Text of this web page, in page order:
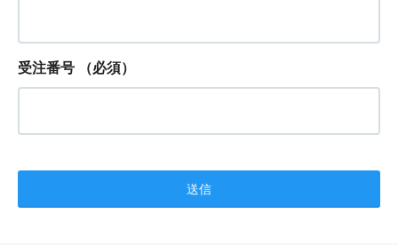
受注番号 （必須）